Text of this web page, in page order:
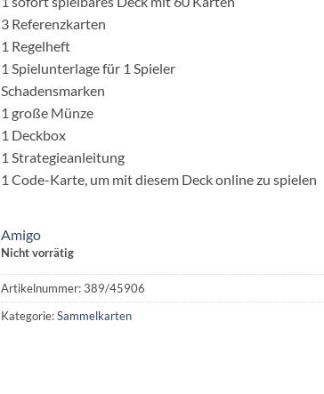
3 Referenzkarten
1 Regelheft
1 Spielunterlage für 1 Spieler
Schadensmarken
1 große Münze
1 Deckbox
1 Strategieanleitung
1 Code-Karte, um mit diesem Deck online zu spielen
Amigo
Nicht vorrätig
Artikelnummer:389/45906
Kategorie:Sammelkarten